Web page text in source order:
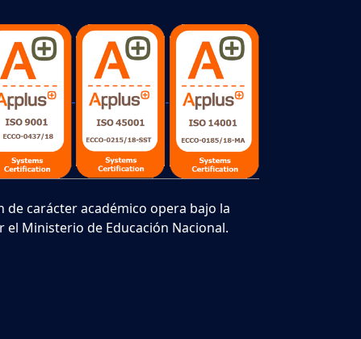
de carácter académico opera bajo la
Ministerio de Educación Nacional.